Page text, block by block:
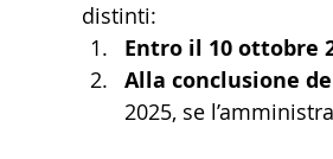
distinti:
Entro il 10 ottobre
Alla conclusione
2025, se